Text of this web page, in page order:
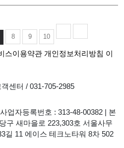
8 9 10
스이용약관 개인정보처리방침 이
객센터 / 031-705-2985
사업자등록번호 : 313-48-00382 | 본
구 새마을로 223,303호 서울사무
길 11 에이스 테크노타워 8차 502